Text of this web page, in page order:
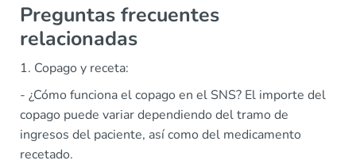
Preguntas frecuentes
relacionadas
1. Copago y receta:
- ¿Cómo funciona el copago en el SNS? El importe del
copago puede variar dependiendo del tramo de
ingresos del paciente, así como del medicamento
recetado.